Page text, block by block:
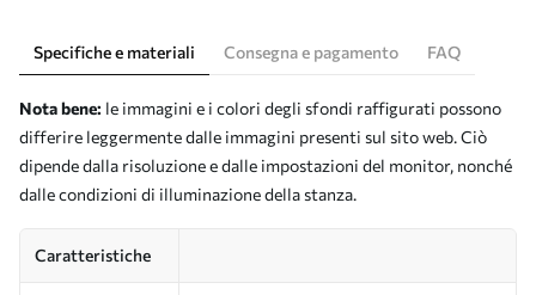
Specifiche e materiali Consegna e pagamento FAQ
Nota bene: le immagini e i colori degli sfondi raffigurati possono
differire leggermente dalle immagini presenti sul sito web. Ciò
dipende dalla risoluzione e dalle impostazioni del monitor, nonché
dalle condizioni di illuminazione della stanza.
Caratteristiche